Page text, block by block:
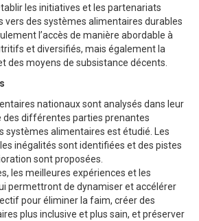
les initiatives et les partenariats
vers des systèmes alimentaires durables
l’accès de manière abordable à
et diversifiés, mais également la
des moyens de subsistance décents.
nationaux sont analysés dans leur
des différentes parties prenantes
systèmes alimentaires est étudié. Les
inégalités sont identifiées et des pistes
sont proposées.
les meilleures expériences et les
permettront de dynamiser et accélérer
pour éliminer la faim, créer des
plus inclusive et plus sain, et préserver